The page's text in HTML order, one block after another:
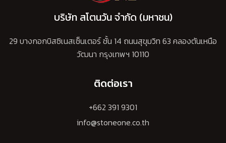
บริษัท สโตนวัน จำกัด (มหาชน)
29 บางกอกบิสซิเนสเซ็นเตอร์ ชั้น 14 ถนนสุขุมวิท 63 คลองตันเหนือ
วัฒนา กรุงเทพฯ 10110
ติดต่อเรา
+662 391 9301
info@stoneone.co.th